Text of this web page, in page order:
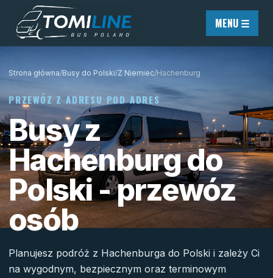
Przejdź do treści
MENU ☰
Strona główna/Busy do Polski/Z Niemiec/Hachenburg
PRZEWÓZ Z ADRESU POD ADRES
Busy z
Hachenburg do
Polski - przewóz
osób
Planujesz podróż z Hachenburga do Polski i zależy Ci
na wygodnym, bezpiecznym oraz terminowym